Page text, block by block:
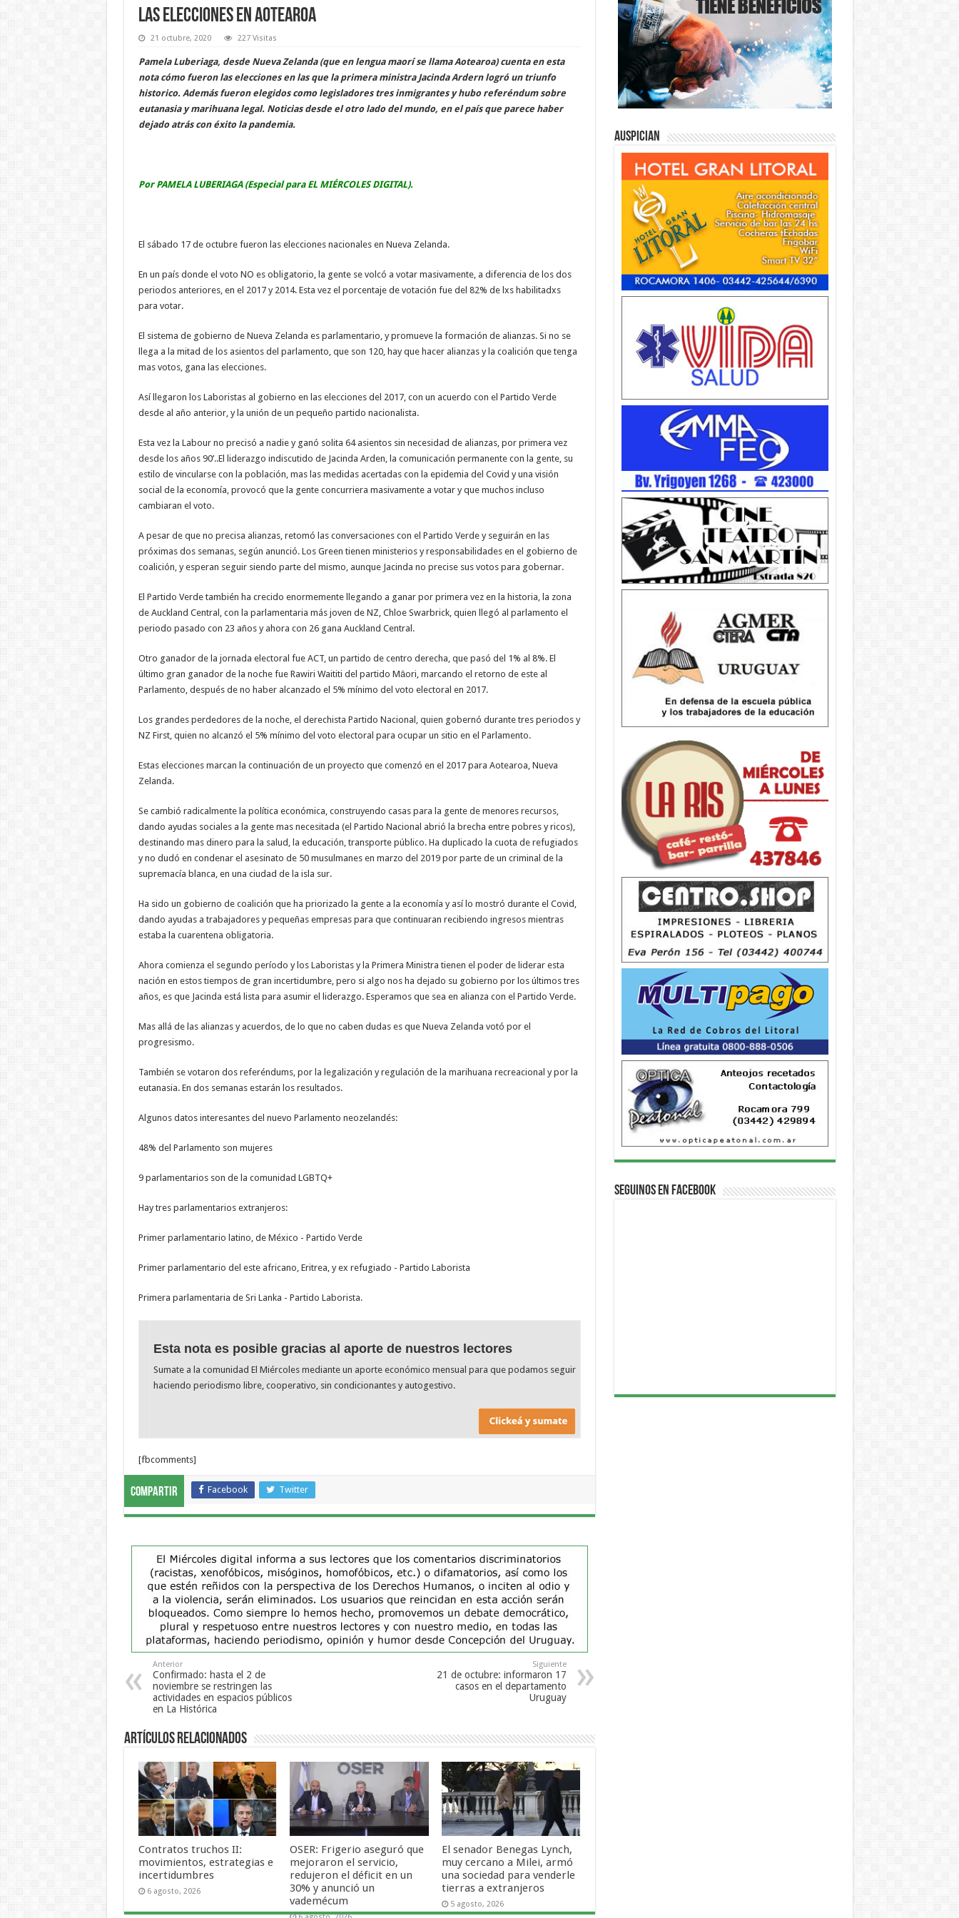
Las elecciones en Aotearoa
21 octubre, 2020 227 Visitas
Pamela Luberiaga, desde Nueva Zelanda (que en lengua maorí se llama Aotearoa) cuenta en esta
nota cómo fueron las elecciones en las que la primera ministra Jacinda Ardern logró un triunfo
historico. Además fueron elegidos como legisladores tres inmigrantes y hubo referéndum sobre
eutanasia y marihuana legal. Noticias desde el otro lado del mundo, en el país que parece haber
dejado atrás con éxito la pandemia.
Por PAMELA LUBERIAGA (Especial para EL MIÉRCOLES DIGITAL).
El sábado 17 de octubre fueron las elecciones nacionales en Nueva Zelanda.
En un país donde el voto NO es obligatorio, la gente se volcó a votar masivamente, a diferencia de los dos
periodos anteriores, en el 2017 y 2014. Esta vez el porcentaje de votación fue del 82% de lxs habilitadxs
para votar.
El sistema de gobierno de Nueva Zelanda es parlamentario, y promueve la formación de alianzas. Si no se
llega a la mitad de los asientos del parlamento, que son 120, hay que hacer alianzas y la coalición que tenga
mas votos, gana las elecciones.
Así llegaron los Laboristas al gobierno en las elecciones del 2017, con un acuerdo con el Partido Verde
desde al año anterior, y la unión de un pequeño partido nacionalista.
Esta vez la Labour no precisó a nadie y ganó solita 64 asientos sin necesidad de alianzas, por primera vez
desde los años 90’..El liderazgo indiscutido de Jacinda Arden, la comunicación permanente con la gente, su
estilo de vincularse con la población, mas las medidas acertadas con la epidemia del Covid y una visión
social de la economía, provocó que la gente concurriera masivamente a votar y que muchos incluso
cambiaran el voto.
A pesar de que no precisa alianzas, retomó las conversaciones con el Partido Verde y seguirán en las
próximas dos semanas, según anunció. Los Green tienen ministerios y responsabilidades en el gobierno de
coalición, y esperan seguir siendo parte del mismo, aunque Jacinda no precise sus votos para gobernar.
El Partido Verde también ha crecido enormemente llegando a ganar por primera vez en la historia, la zona
de Auckland Central, con la parlamentaria más joven de NZ, Chloe Swarbrick, quien llegó al parlamento el
periodo pasado con 23 años y ahora con 26 gana Auckland Central.
Otro ganador de la jornada electoral fue ACT, un partido de centro derecha, que pasó del 1% al 8%. El
último gran ganador de la noche fue Rawiri Waititi del partido Māori, marcando el retorno de este al
Parlamento, después de no haber alcanzado el 5% mínimo del voto electoral en 2017.
Los grandes perdedores de la noche, el derechista Partido Nacional, quien gobernó durante tres periodos y
NZ First, quien no alcanzó el 5% mínimo del voto electoral para ocupar un sitio en el Parlamento.
Estas elecciones marcan la continuación de un proyecto que comenzó en el 2017 para Aotearoa, Nueva
Zelanda.
Se cambió radicalmente la política económica, construyendo casas para la gente de menores recursos,
dando ayudas sociales a la gente mas necesitada (el Partido Nacional abrió la brecha entre pobres y ricos),
destinando mas dinero para la salud, la educación, transporte público. Ha duplicado la cuota de refugiados
y no dudó en condenar el asesinato de 50 musulmanes en marzo del 2019 por parte de un criminal de la
supremacía blanca, en una ciudad de la isla sur.
Ha sido un gobierno de coalición que ha priorizado la gente a la economía y así lo mostró durante el Covid,
dando ayudas a trabajadores y pequeñas empresas para que continuaran recibiendo ingresos mientras
estaba la cuarentena obligatoria.
Ahora comienza el segundo período y los Laboristas y la Primera Ministra tienen el poder de liderar esta
nación en estos tiempos de gran incertidumbre, pero si algo nos ha dejado su gobierno por los últimos tres
años, es que Jacinda está lista para asumir el liderazgo. Esperamos que sea en alianza con el Partido Verde.
Mas allá de las alianzas y acuerdos, de lo que no caben dudas es que Nueva Zelanda votó por el
progresismo.
También se votaron dos referéndums, por la legalización y regulación de la marihuana recreacional y por la
eutanasia. En dos semanas estarán los resultados.
Algunos datos interesantes del nuevo Parlamento neozelandés:
48% del Parlamento son mujeres
9 parlamentarios son de la comunidad LGBTQ+
Hay tres parlamentarios extranjeros:
Primer parlamentario latino, de México - Partido Verde
Primer parlamentario del este africano, Eritrea, y ex refugiado - Partido Laborista
Primera parlamentaria de Sri Lanka - Partido Laborista.
Esta nota es posible gracias al aporte de nuestros lectores
Sumate a la comunidad El Miércoles mediante un aporte económico mensual para que podamos seguir
haciendo periodismo libre, cooperativo, sin condicionantes y autogestivo.
[fbcomments]
Compartir Facebook Twitter
Anterior
Confirmado: hasta el 2 de
noviembre se restringen las
actividades en espacios públicos
en La Histórica
Siguiente
21 de octubre: informaron 17
casos en el departamento
Uruguay
Artículos Relacionados
Contratos truchos II:
movimientos, estrategias e
incertidumbres
6 agosto, 2026
OSER: Frigerio aseguró que
mejoraron el servicio,
redujeron el déficit en un
30% y anunció un
vademécum
El senador Benegas Lynch,
muy cercano a Milei, armó
una sociedad para venderle
tierras a extranjeros
5 agosto, 2026
Auspician
Seguinos en Facebook